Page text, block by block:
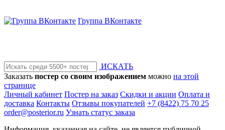
Группа ВКонтакте
ИСКАТЬ
Заказать постер со своим изображением можно на этой
странице
Личный кабинет Постер на заказ Скидки и акции Оплата и
доставка Контакты Отзывы покупателей +7 (8422) 75 70 25
order@posterior.ru Узнать статус заказа